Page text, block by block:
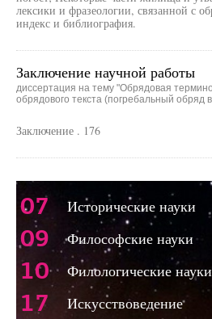
лексики и фразеологии, связанной с
индекс и библиография.
Заключение научной работы
диссертация на тему "Обрядовая
обрядового текста (погребальный обряд
Заключение . 176
07 Исторические науки
09 Философские науки
10 Филологические науки
17 Искусствоведение